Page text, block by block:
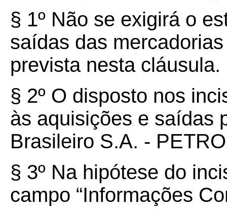
§ 1º Não se exigirá o
saídas das
prevista nesta cláusula.
§ 2º O disposto nos
às aquisições e saídas
Brasileiro S.A. -
§ 3º Na hipótese do
campo “Informações